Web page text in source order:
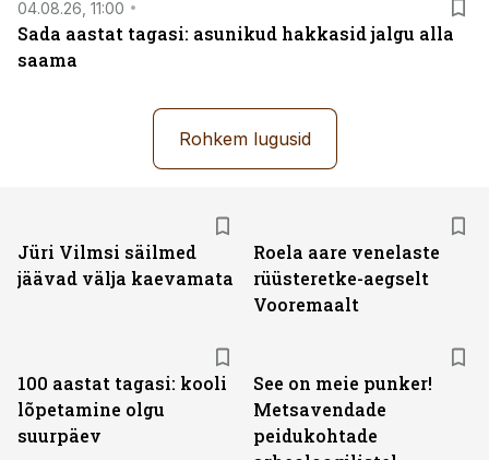
04.08.26, 11:00
Sada aastat tagasi: asunikud hakkasid jalgu alla
saama
Rohkem lugusid
Jüri Vilmsi säilmed
jäävad välja kaevamata
Roela aare venelaste
rüüsteretke-aegselt
Vooremaalt
100 aastat tagasi: kooli
lõpetamine olgu
suurpäev
See on meie punker!
Metsavendade
peidukohtade